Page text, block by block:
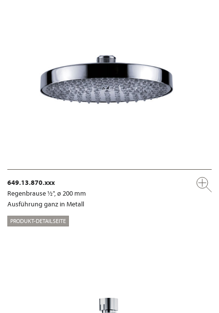
649.13.870.xxx
Regenbrause ½", ø 200 mm
Ausführung ganz in Metall
PRODUKT-DETAILSEITE